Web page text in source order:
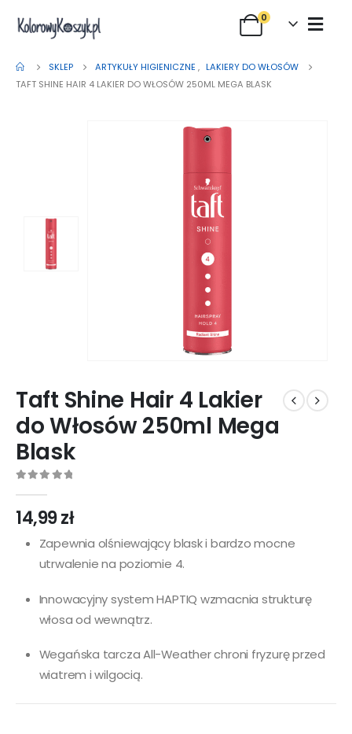
0
SKLEP ARTYKUŁY HIGIENICZNE , LAKIERY DO WŁOSÓW
TAFT SHINE HAIR 4 LAKIER DO WŁOSÓW 250ML MEGA BLASK
Taft Shine Hair 4 Lakier
do Włosów 250ml Mega
Blask
14,99zł
Zapewnia olśniewający blask i bardzo mocne
utrwalenie na poziomie 4.
Innowacyjny system HAPTIQ wzmacnia strukturę
włosa od wewnątrz.
Wegańska tarcza All-Weather chroni fryzurę przed
wiatrem i wilgocią.